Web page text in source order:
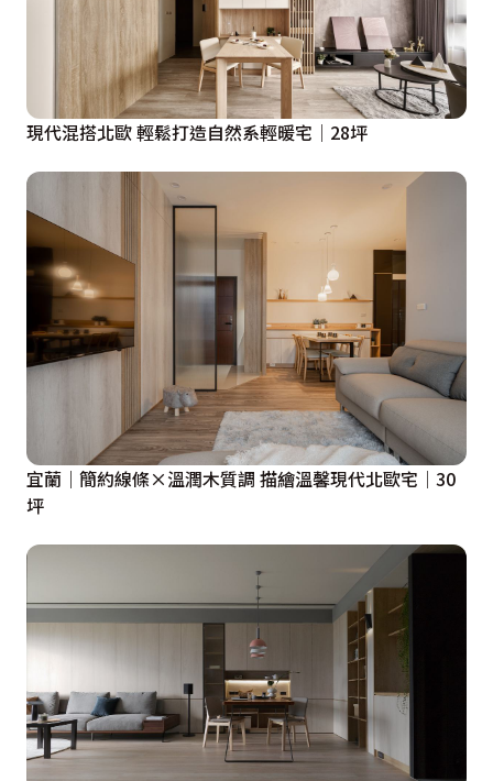
現代混搭北歐 輕鬆打造自然系輕暖宅│28坪
宜蘭｜簡約線條×溫潤木質調 描繪溫馨現代北歐宅│30
坪